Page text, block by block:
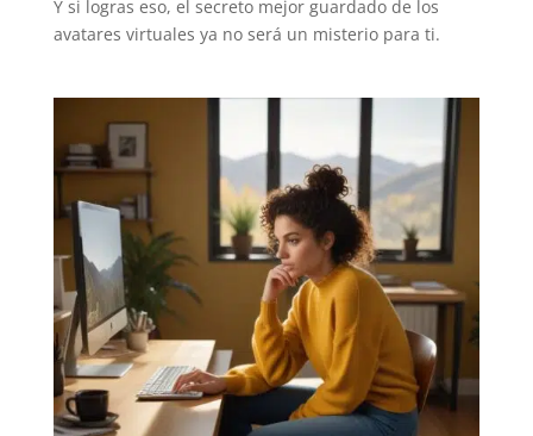
Y si logras eso, el secreto mejor guardado de los
avatares virtuales ya no será un misterio para ti.